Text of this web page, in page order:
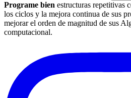
Programe bien estructuras repetitivas
los ciclos y la mejora continua de sus
mejorar el orden de magnitud de sus
computacional.